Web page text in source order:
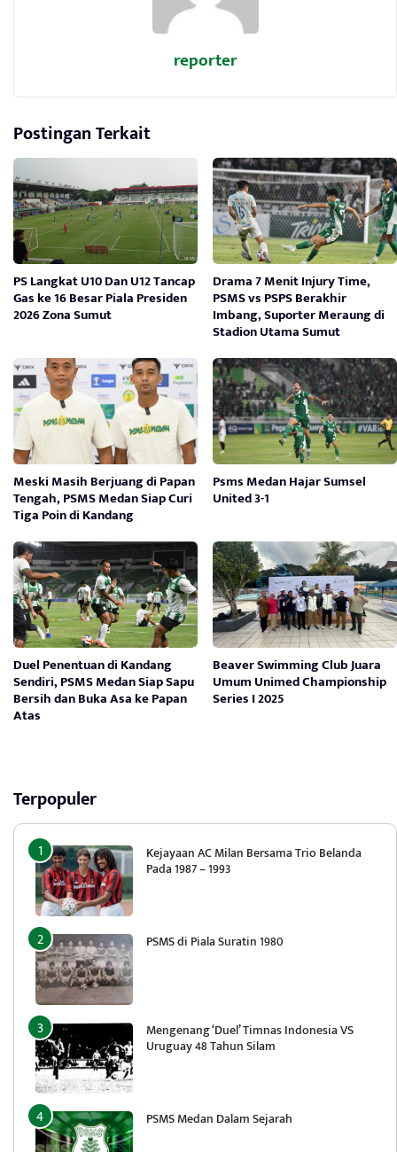
reporter
Postingan Terkait
PS Langkat U10 Dan U12 Tancap
Gas ke 16 Besar Piala Presiden
2026 Zona Sumut
Drama 7 Menit Injury Time,
PSMS vs PSPS Berakhir
Imbang, Suporter Meraung di
Stadion Utama Sumut
Meski Masih Berjuang di Papan
Tengah, PSMS Medan Siap Curi
Tiga Poin di Kandang
Psms Medan Hajar Sumsel
United 3-1
Duel Penentuan di Kandang
Sendiri, PSMS Medan Siap Sapu
Bersih dan Buka Asa ke Papan
Atas
Beaver Swimming Club Juara
Umum Unimed Championship
Series I 2025
Terpopuler
Kejayaan AC Milan Bersama Trio Belanda
Pada 1987 – 1993
PSMS di Piala Suratin 1980
Mengenang ‘Duel’ Timnas Indonesia VS
Uruguay 48 Tahun Silam
PSMS Medan Dalam Sejarah